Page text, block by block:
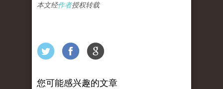
本文经作者授权转载
您可能感兴趣的文章